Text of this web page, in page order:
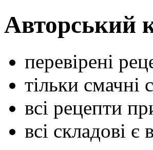
Авторський
перевірені
тільки смачні
всі рецепти
всі складові є